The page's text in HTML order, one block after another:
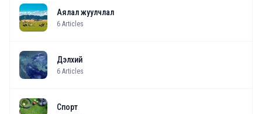
Аялал жуулчлал
6 Articles
Дэлхий
6 Articles
Спорт